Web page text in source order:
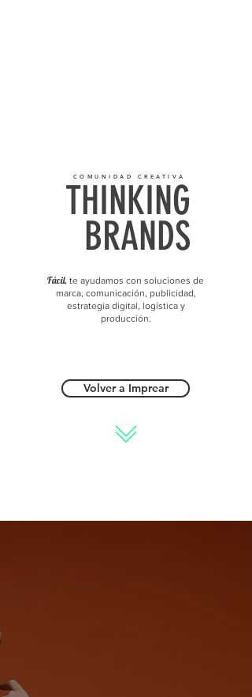
THINKING
BRANDS
COMUNIDAD CREATIVA
Fácil, te ayudamos con soluciones de
marca, comunicación, publicidad,
estrategia digital, logística y
producción.
Volver a Imprear